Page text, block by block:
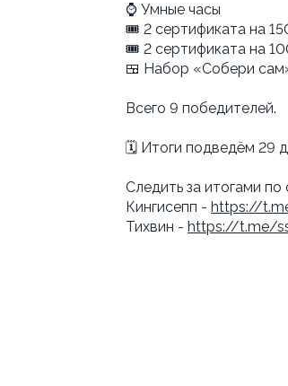
⌚️ Умные часы
🎟 2 сертификата на
🎟 2 сертификата на
🍱 Набор «Собери
Всего 9 победителей.
🗓 Итоги подведём 29
Следить за итогами по
Кингисепп - https://
Тихвин - https://t.me/